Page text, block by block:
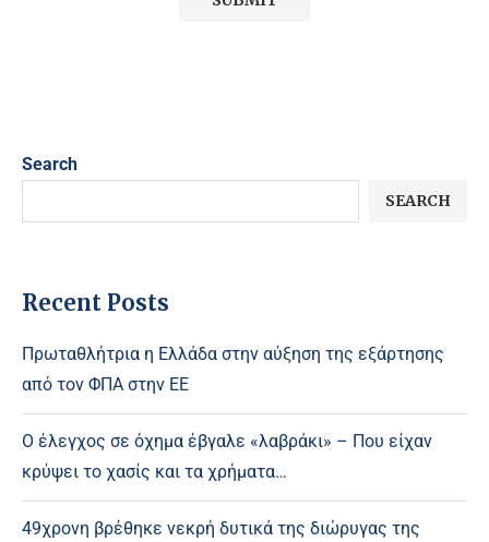
Search
SEARCH
Recent Posts
Πρωταθλήτρια η Ελλάδα στην αύξηση της εξάρτησης
από τον ΦΠΑ στην ΕΕ
Ο έλεγχος σε όχημα έβγαλε «λαβράκι» – Που είχαν
κρύψει το χασίς και τα χρήματα…
49χρονη βρέθηκε νεκρή δυτικά της διώρυγας της